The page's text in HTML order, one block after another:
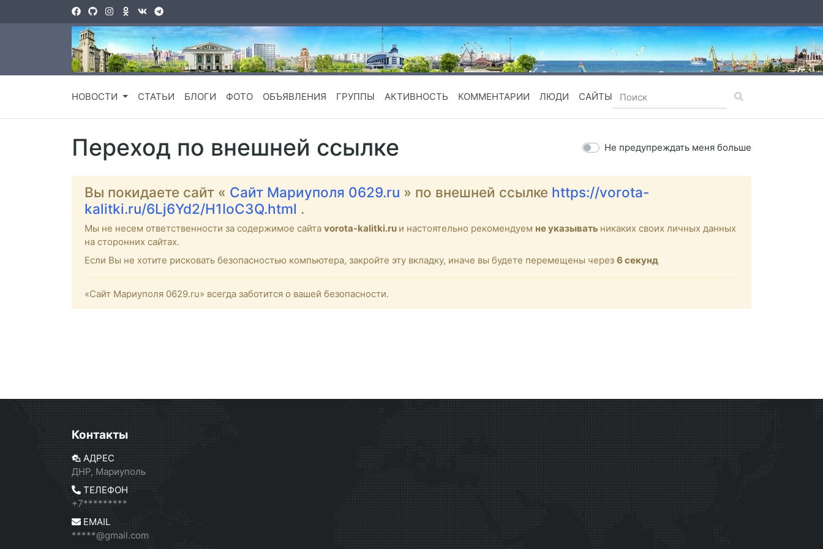
НОВОСТИ СТАТЬИ БЛОГИ ФОТО ОБЪЯВЛЕНИЯ ГРУППЫ АКТИВНОСТЬ КОММЕНТАРИИ ЛЮДИ САЙТЫ
Переход по внешней ссылке Не предупреждать меня больше
Вы покидаете сайт « Сайт Мариуполя 0629.ru » по внешней ссылке https://vorota-
kalitki.ru/6Lj6Yd2/H1IoC3Q.html .
Мы не несем ответственности за содержимое сайта vorota-kalitki.ru и настоятельно рекомендуем не указывать никаких своих личных данных
на сторонних сайтах.
Если Вы не хотите рисковать безопасностью компьютера, закройте эту вкладку, иначе вы будете перемещены через 6 секунд
«Сайт Мариуполя 0629.ru» всегда заботится о вашей безопасности.
Контакты
АДРЕС
ДНР, Мариуполь
ТЕЛЕФОН
+7*********
EMAIL
*****@gmail.com